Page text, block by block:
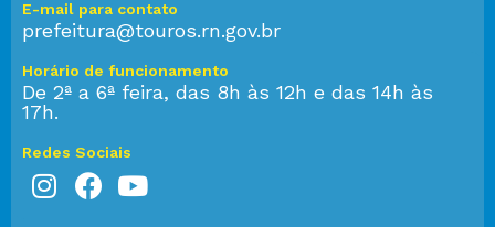
E-mail para contato
prefeitura@touros.rn.gov.br
Horário de funcionamento
De 2ª a 6ª feira, das 8h às 12h e das 14h às
17h.
Redes Sociais